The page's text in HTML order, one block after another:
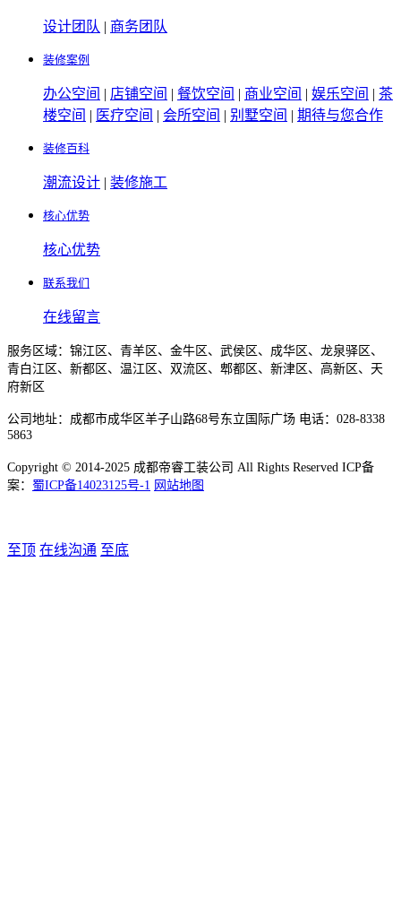
设计团队 | 商务团队
装修案例
办公空间 | 店铺空间 | 餐饮空间 | 商业空间 | 娱乐空间 | 茶
楼空间 | 医疗空间 | 会所空间 | 别墅空间 | 期待与您合作
装修百科
潮流设计 | 装修施工
核心优势
核心优势
联系我们
在线留言
服务区域：锦江区、青羊区、金牛区、武侯区、成华区、龙泉驿区、
青白江区、新都区、温江区、双流区、郫都区、新津区、高新区、天
府新区
公司地址：成都市成华区羊子山路68号东立国际广场 电话：028-8338
5863
Copyright © 2014-2025 成都帝睿工装公司 All Rights Reserved ICP备
案： 蜀ICP备14023125号-1 网站地图
至顶 在线沟通 至底